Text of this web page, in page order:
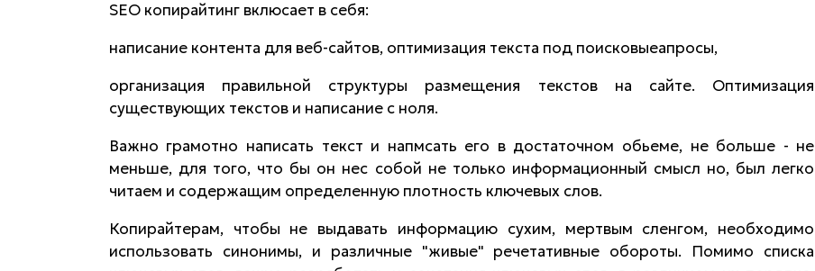
SEO копирайтинг вклюсает в себя:
написание контента для веб-сайтов, оптимизация текста под поисковыеапросы,
организация правильной структуры размещения текстов на сайте. Оптимизация
существующих текстов и написание с ноля.
Важно грамотно написать текст и напмсать его в достаточном обьеме, не больше - не
меньше, для того, что бы он нес собой не только информационный смысл но, был легко
читаем и содержащим определенную плотность ключевых слов.
Копирайтерам, чтобы не выдавать информацию сухим, мертвым сленгом, необходимо
использовать синонимы, и различные "живые" речетативные обороты. Помимо списка